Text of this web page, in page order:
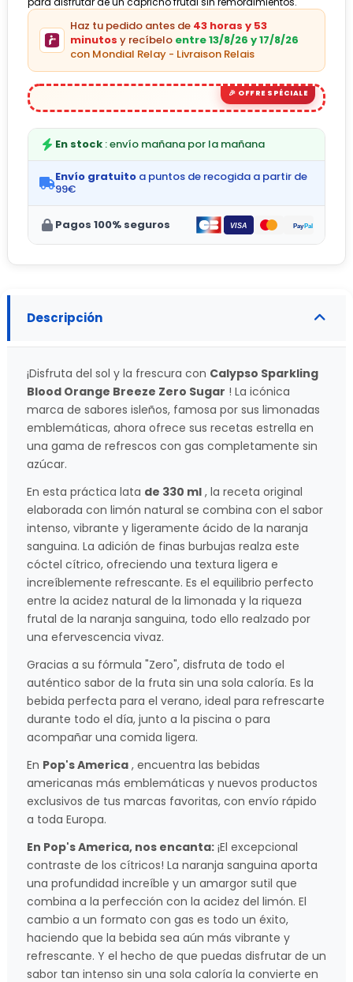
Haz tu pedido antes de 43 horas y 53
minutos y recíbelo entre 13/8/26 y 17/8/26
con Mondial Relay - Livraison Relais
En stock : envío mañana por la mañana
Envío gratuito a puntos de recogida a partir de
99€
Pagos 100% seguros
Descripción
¡Disfruta del sol y la frescura con Calypso Sparkling
Blood Orange Breeze Zero Sugar ! La icónica
marca de sabores isleños, famosa por sus limonadas
emblemáticas, ahora ofrece sus recetas estrella en
una gama de refrescos con gas completamente sin
azúcar.
En esta práctica lata de 330 ml , la receta original
elaborada con limón natural se combina con el sabor
intenso, vibrante y ligeramente ácido de la naranja
sanguina. La adición de finas burbujas realza este
cóctel cítrico, ofreciendo una textura ligera e
increíblemente refrescante. Es el equilibrio perfecto
entre la acidez natural de la limonada y la riqueza
frutal de la naranja sanguina, todo ello realzado por
una efervescencia vivaz.
Gracias a su fórmula "Zero", disfruta de todo el
auténtico sabor de la fruta sin una sola caloría. Es la
bebida perfecta para el verano, ideal para refrescarte
durante todo el día, junto a la piscina o para
acompañar una comida ligera.
En Pop's America , encuentra las bebidas
americanas más emblemáticas y nuevos productos
exclusivos de tus marcas favoritas, con envío rápido
a toda Europa.
En Pop's America, nos encanta: ¡El excepcional
contraste de los cítricos! La naranja sanguina aporta
una profundidad increíble y un amargor sutil que
combina a la perfección con la acidez del limón. El
cambio a un formato con gas es todo un éxito,
haciendo que la bebida sea aún más vibrante y
refrescante. Y el hecho de que puedas disfrutar de un
sabor tan intenso sin una sola caloría la convierte en